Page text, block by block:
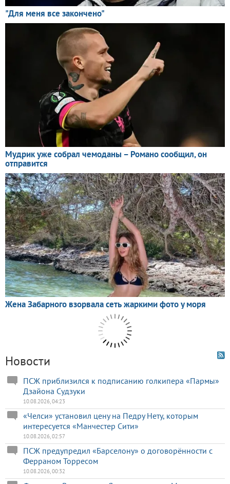
Новости
ПСЖ приблизился к подписанию голкипера «Пармы»
Дзайона Судзуки
10.08.2026, 04:23
«Челси» установил цену на Педру Нету, которым
интересуется «Манчестер Сити»
10.08.2026, 02:57
ПСЖ предупредил «Барселону» о договорённости с
Ферраном Торресом
10.08.2026, 00:32